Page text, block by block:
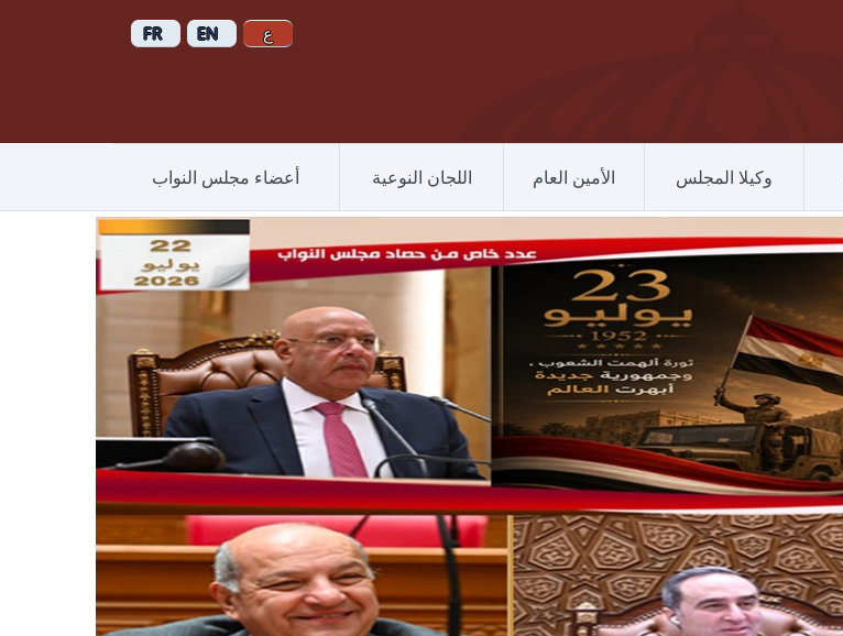
وكيلا المجلس الأمين العام اللجان النوعية أعضاء مجلس النواب